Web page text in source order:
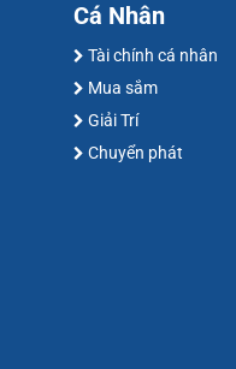
Cá Nhân
Tài chính cá nhân
Mua sắm
Giải Trí
Chuyển phát